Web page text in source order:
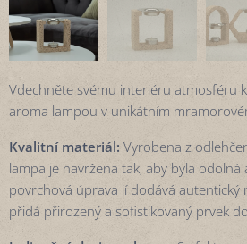
Vdechněte svému interiéru atmosféru
aroma lampou v unikátním
Kvalitní materiál: Vyrobena z
lampa je navržena tak, aby byla odolná
povrchová úprava jí dodává autentický
přidá přirozený a sofistikovaný prvek